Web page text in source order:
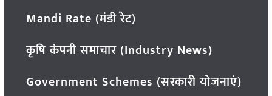
Mandi Rate (मंडी रेट)
कृषि कंपनी समाचार (Industry News)
Government Schemes (सरकारी योजनाएं)